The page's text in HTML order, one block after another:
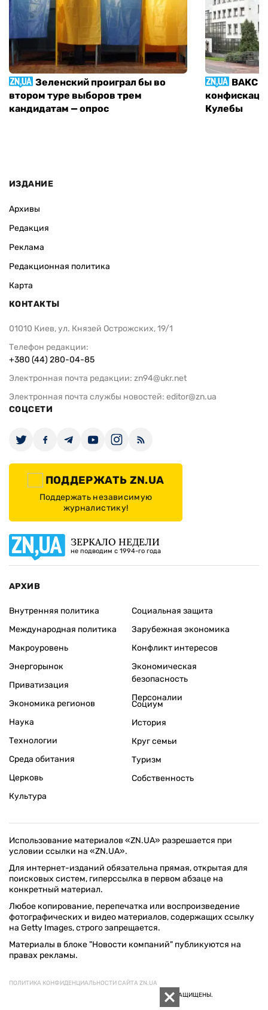
Зеленский проиграл бы во
втором туре выборов трем
кандидатам — опрос
ВАКС
Кулебы
ИЗДАНИЕ
Архивы
Редакция
Реклама
Редакционная политика
Карта
КОНТАКТЫ
01010 Киев, ул. Князей Острожских, 19/1
Телефон редакции:
+380 (44) 280-04-85
Электронная почта редакции: zn94@ukr.net
Электронная почта службы новостей: editor@zn.ua
СОЦСЕТИ
ПОДДЕРЖАТЬ ZN.UA
Поддержать независимую
журналистику!
ЗЕРКАЛО НЕДЕЛИ
не подводим с 1994-го года
АРХИВ
Внутренняя политика
Международная политика
Макроуровень
Энергорынок
Приватизация
Экономика регионов
Социальная защита
Зарубежная экономика
Конфликт интересов
Экономическая
безопасность
Персоналии
Наука
Технологии
Среда обитания
Церковь
Культура
Социум
История
Круг семьи
Туризм
Собственность
Использование материалов «ZN.UA» разрешается при
условии ссылки на «ZN.UA».
Для интернет-изданий обязательна прямая, открытая для
поисковых систем, гиперссылка в первом абзаце на
конкретный материал.
Любое копирование, перепечатка или воспроизведение
фотографических и видео материалов, содержащих ссылку
на Getty Images, строго запрещается.
Материалы в блоке "Новости компаний" публикуются на
правах рекламы.
ПОЛИТИКА КОНФИДЕНЦИАЛЬНОСТИ САЙТА ZN.UA
© 1994–2026 «ЗЕРКАЛО НЕДЕЛИ. УКРАИНА». ВСЕ ПРАВА ЗАЩИЩЕНЫ.